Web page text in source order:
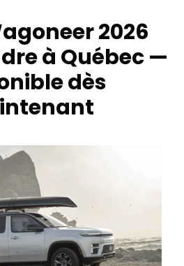
2026
à Québec —
dès